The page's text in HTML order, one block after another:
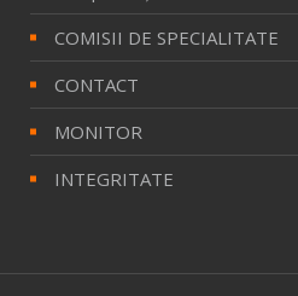
COMISII DE SPECIALITATE
CONTACT
MONITOR
INTEGRITATE